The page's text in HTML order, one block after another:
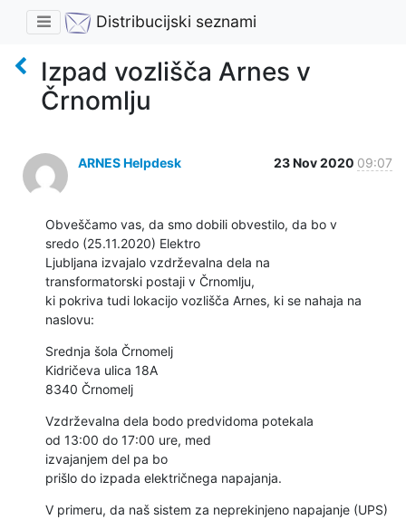
Distribucijski seznami
Izpad vozlišča Arnes v
Črnomlju
ARNES Helpdesk 23 Nov 2020 09:07
Obveščamo vas, da smo dobili obvestilo, da bo v
sredo (25.11.2020) Elektro
Ljubljana izvajalo vzdrževalna dela na
transformatorski postaji v Črnomlju,
ki pokriva tudi lokacijo vozlišča Arnes, ki se nahaja na
naslovu:
Srednja šola Črnomelj
Kidričeva ulica 18A
8340 Črnomelj
Vzdrževalna dela bodo predvidoma potekala
od 13:00 do 17:00 ure, med
izvajanjem del pa bo
prišlo do izpada električnega napajanja.
V primeru, da naš sistem za neprekinjeno napajanje (UPS)